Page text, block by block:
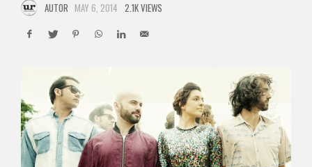
AUTOR MAY 6, 2014 2.1K VIEWS